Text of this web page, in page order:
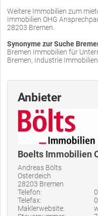
Weitere Immobilien zum
Immobilien OHG
28203 Bremen.
Synonyme zur Suche
Bremen Immobilien für
Bremen, Industrie
Anbieter
Boelts Immobilien
Andreas Bölts
Osterdeich
28203 Bremen
Telefon:
Telefax:
Maklerwebsite: